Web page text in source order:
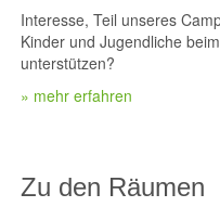
Interesse, Teil unseres
Kinder und Jugendliche
unterstützen?
» mehr erfahren
Zu den Räumen